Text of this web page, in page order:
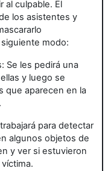
al culpable. El
los asistentes y
modo:
Se les pedirá una
y luego se
que aparecen en la
para detectar
algunos objetos de
y ver si estuvieron